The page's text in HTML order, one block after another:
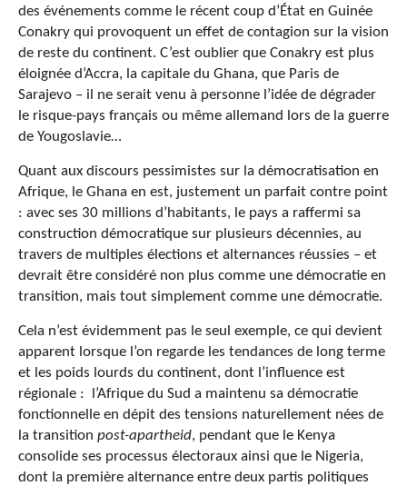
des événements comme le récent coup d’État en Guinée
Conakry qui provoquent un effet de contagion sur la vision
de reste du continent. C’est oublier que Conakry est plus
éloignée d’Accra, la capitale du Ghana, que Paris de
Sarajevo – il ne serait venu à personne l’idée de dégrader
le risque-pays français ou même allemand lors de la guerre
de Yougoslavie…
Quant aux discours pessimistes sur la démocratisation en
Afrique, le Ghana en est, justement un parfait contre point
: avec ses 30 millions d’habitants, le pays a raffermi sa
construction démocratique sur plusieurs décennies, au
travers de multiples élections et alternances réussies – et
devrait être considéré non plus comme une démocratie en
transition, mais tout simplement comme une démocratie.
Cela n’est évidemment pas le seul exemple, ce qui devient
apparent lorsque l’on regarde les tendances de long terme
et les poids lourds du continent, dont l’influence est
régionale : l’Afrique du Sud a maintenu sa démocratie
fonctionnelle en dépit des tensions naturellement nées de
la transition post-apartheid, pendant que le Kenya
consolide ses processus électoraux ainsi que le Nigeria,
dont la première alternance entre deux partis politiques